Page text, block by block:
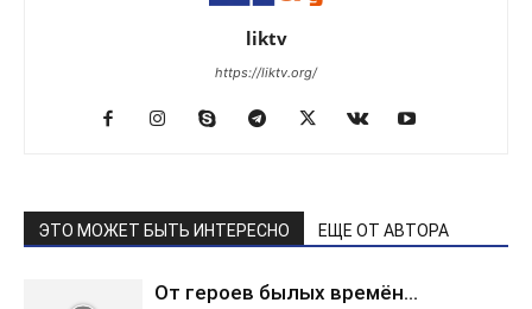
liktv
https://liktv.org/
ЭТО МОЖЕТ БЫТЬ ИНТЕРЕСНО ЕЩЕ ОТ АВТОРА
От героев былых времён…